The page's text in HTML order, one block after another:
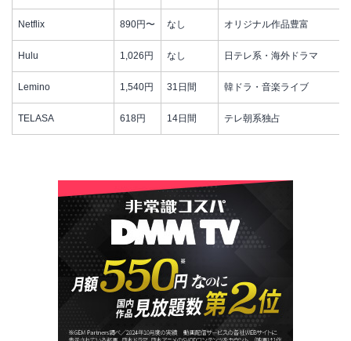
Netflix 890円〜 なし オリジナル作品豊富
Hulu 1,026円 なし 日テレ系・海外ドラマ
Lemino 1,540円 31日間 韓ドラ・音楽ライブ
TELASA 618円 14日間 テレ朝系独占